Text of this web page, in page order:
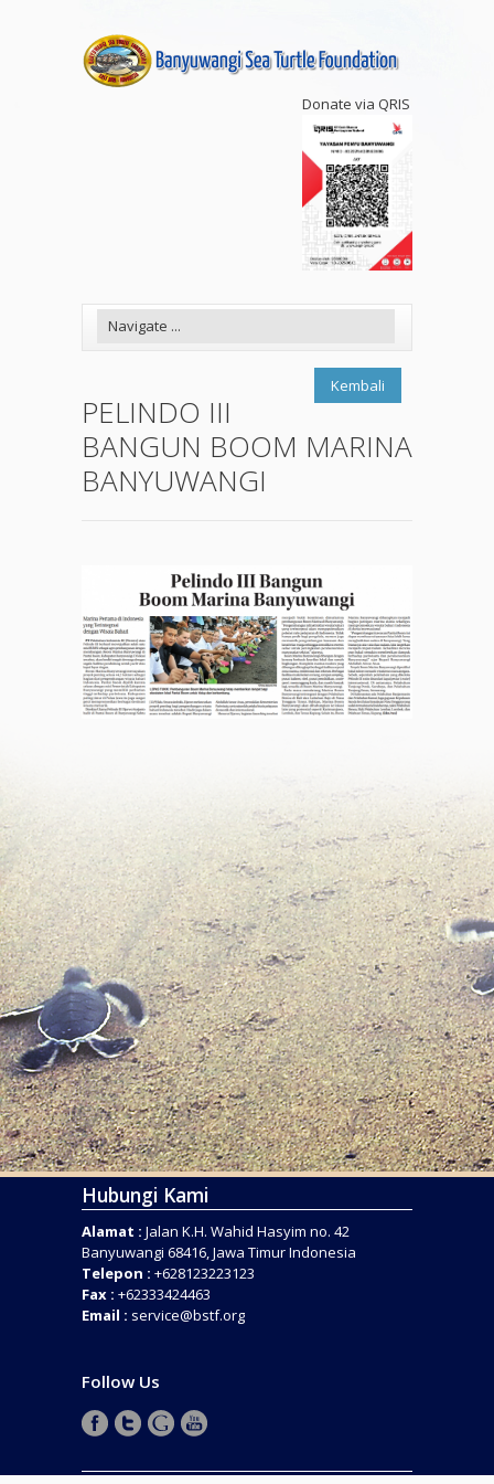
Donate via QRIS
Kembali
PELINDO III
BANGUN BOOM MARINA
BANYUWANGI
Hubungi Kami
Alamat : Jalan K.H. Wahid Hasyim no. 42
Banyuwangi 68416, Jawa Timur Indonesia
Telepon : +628123223123
Fax : +62333424463
Email : service@bstf.org
Follow Us